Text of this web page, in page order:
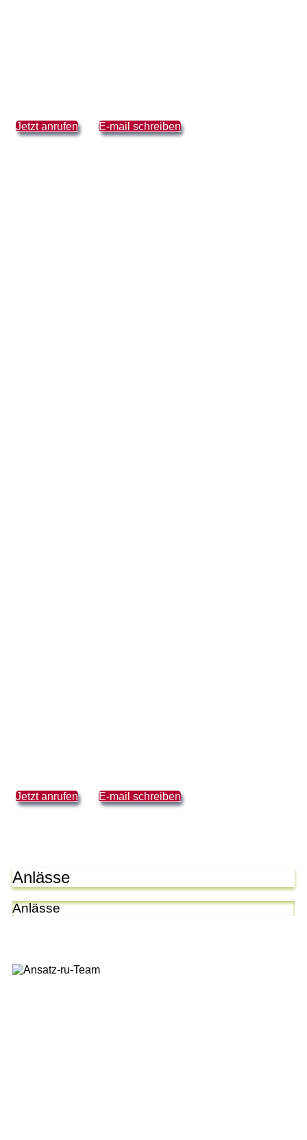
Jetzt anrufen E-mail schreiben
Jetzt anrufen E-mail schreiben
Anlässe
Anlässe